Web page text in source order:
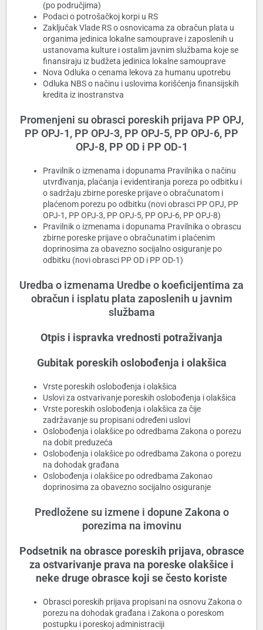
(po područjima)
Podaci o potrošačkoj korpi u RS
Zaključak Vlade RS o osnovicama za obračun plata u
organima jedinica lokalne samouprave i zaposlenih u
ustanovama kulture i ostalim javnim službama koje se
finansiraju iz budžeta jedinica lokalne samouprave
Nova Odluka o cenama lekova za humanu upotrebu
Odluka NBS o načinu i uslovima korišćenja finansijskih
kredita iz inostranstva
Promenjeni su obrasci poreskih prijava PP OPJ,
PP OPJ-1, PP OPJ-3, PP OPJ-5, PP OPJ-6, PP
OPJ-8, PP OD i PP OD-1
Pravilnik o izmenama i dopunama Pravilnika o načinu
utvrđivanja, plaćanja i evidentiranja poreza po odbitku i
o sadržaju zbirne poreske prijave o obračunatom i
plaćenom porezu po odbitku (novi obrasci PP OPJ, PP
OPJ-1, PP OPJ-3, PP OPJ-5, PP OPJ-6, PP OPJ-8)
Pravilnik o izmenama i dopunama Pravilnika o obrascu
zbirne poreske prijave o obračunatim i plaćenim
doprinosima za obavezno socijalno osiguranje po
odbitku (novi obrasci PP OD i PP OD-1)
Uredba o izmenama Uredbe o koeficijentima za
obračun i isplatu plata zaposlenih u javnim
službama
Otpis i ispravka vrednosti potraživanja
Gubitak poreskih oslobođenja i olakšica
Vrste poreskih oslobođenja i olakšica
Uslovi za ostvarivanje poreskih oslobođenja i olakšica
Vrste poreskih oslobođenja i olakšica za čije
zadržavanje su propisani određeni uslovi
Oslobođenja i olakšice po odredbama Zakona o porezu
na dobit preduzeća
Oslobođenja i olakšice po odredbama Zakona o porezu
na dohodak građana
Oslobođenja i olakšice po odredbama Zakonao
doprinosima za obavezno socijalno osiguranje
Predložene su izmene i dopune Zakona o
porezima na imovinu
Podsetnik na obrasce poreskih prijava, obrasce
za ostvarivanje prava na poreske olakšice i
neke druge obrasce koji se često koriste
Obrasci poreskih prijava propisani na osnovu Zakona o
porezu na dohodak građana i Zakona o poreskom
postupku i poreskoj administraciji